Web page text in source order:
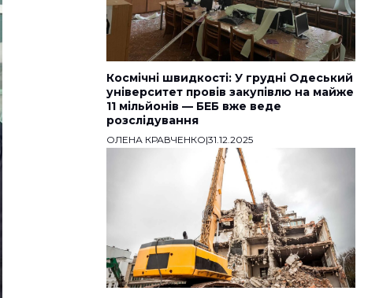
Космічні швидкості: У грудні Одеський
університет провів закупівлю на майже
11 мільйонів — БЕБ вже веде
розслідування
ОЛЕНА КРАВЧЕНКО|31.12.2025